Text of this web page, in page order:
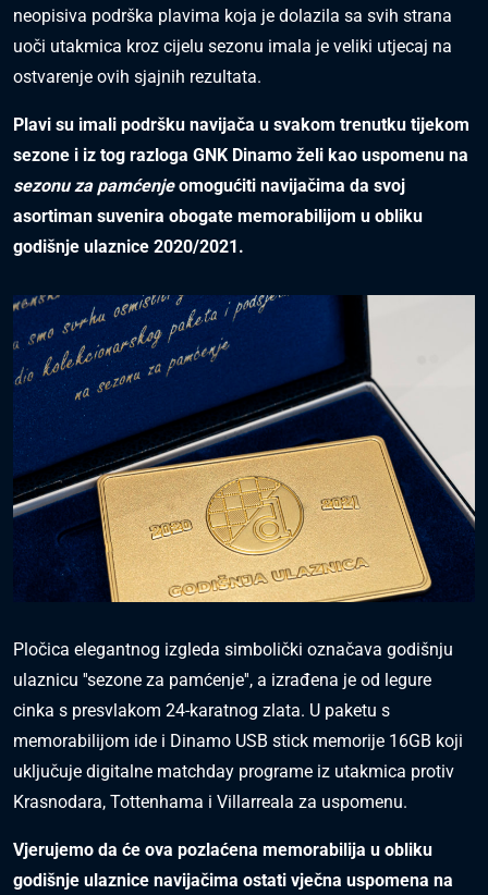
neopisiva podrška plavima koja je dolazila sa svih strana
uoči utakmica kroz cijelu sezonu imala je veliki utjecaj na
ostvarenje ovih sjajnih rezultata.
Plavi su imali podršku navijača u svakom trenutku tijekom
sezone i iz tog razloga GNK Dinamo želi kao uspomenu na
sezonu za pamćenjeomogućiti navijačima da svoj
asortiman suvenira obogate memorabilijom u obliku
godišnje ulaznice 2020/2021.
Pločica elegantnog izgleda simbolički označava godišnju
ulaznicu ''sezone za pamćenje'', a izrađena je od legure
cinka s presvlakom 24-karatnog zlata. U paketu s
memorabilijom ide i Dinamo USB stick memorije 16GB koji
uključuje digitalne matchday programe iz utakmica protiv
Krasnodara, Tottenhama i Villarreala za uspomenu.
Vjerujemo da će ova pozlaćena memorabilija u obliku
godišnje ulaznice navijačima ostati vječna uspomena na